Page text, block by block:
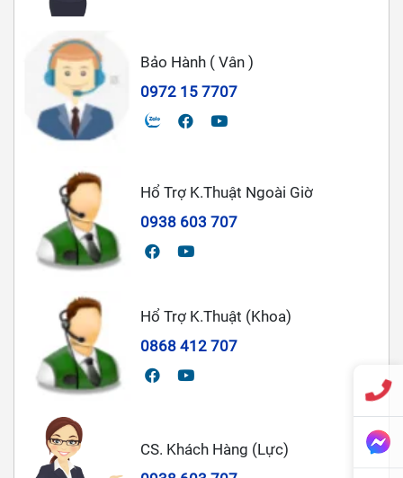
Bảo Hành ( Vân )
0972 15 7707
Hổ Trợ K.Thuật Ngoài Giờ
0938 603 707
Hổ Trợ K.Thuật (Khoa)
0868 412 707
CS. Khách Hàng (Lực)